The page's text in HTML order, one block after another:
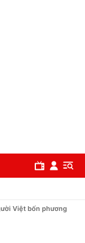
Việt bốn phương